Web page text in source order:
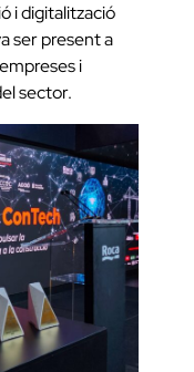
i digitalització
ser present a
i
sector.